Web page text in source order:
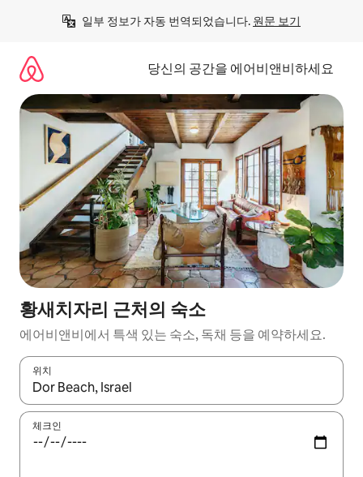
일부 정보가 자동 번역되었습니다. 원문 보기
당신의 공간을 에어비앤비하세요
황새치자리 근처의 숙소
에어비앤비에서 특색 있는 숙소, 독채 등을 예약하세요.
위치
결과가 나오면 위·아래 화살표 키를 사용하거나 터치 또는 스와이
체크인